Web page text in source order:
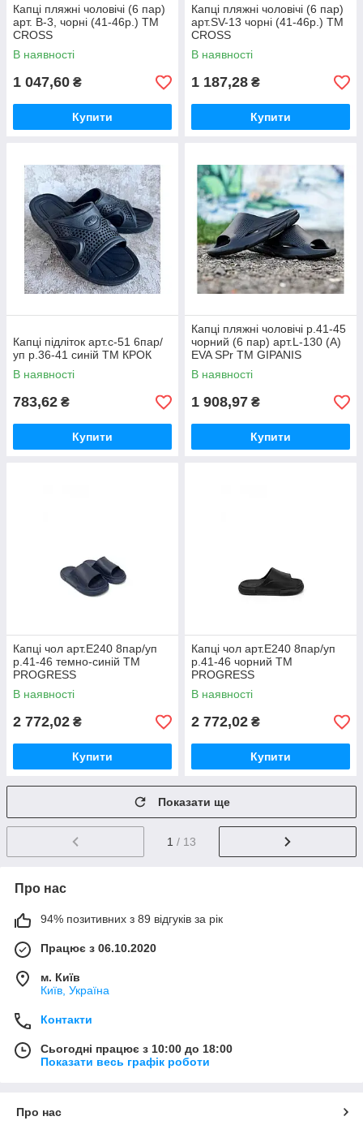
Капці пляжні чоловічі (6 пар)
арт. B-3, чорні (41-46р.) ТМ
CROSS
В наявності
1 047,60 ₴
Купити
Капці пляжні чоловічі (6 пар)
арт.SV-13 чорні (41-46р.) ТМ
CROSS
В наявності
1 187,28 ₴
Купити
Капці підліток арт.с-51 6пар/
уп р.36-41 синій ТМ КРОК
В наявності
783,62 ₴
Купити
Капці пляжні чоловічі р.41-45
чорний (6 пар) арт.L-130 (A)
EVA SPr ТМ GIPANIS
В наявності
1 908,97 ₴
Купити
Капці чол арт.Е240 8пар/уп
р.41-46 темно-синій ТМ
PROGRESS
В наявності
2 772,02 ₴
Купити
Капці чол арт.Е240 8пар/уп
р.41-46 чорний ТМ
PROGRESS
В наявності
2 772,02 ₴
Купити
Показати ще
1 / 13
Про нас
94% позитивних з 89 відгуків за рік
Працює з 06.10.2020
м. Київ
Київ, Україна
Контакти
Сьогодні працює з 10:00 до 18:00
Показати весь графік роботи
Про нас